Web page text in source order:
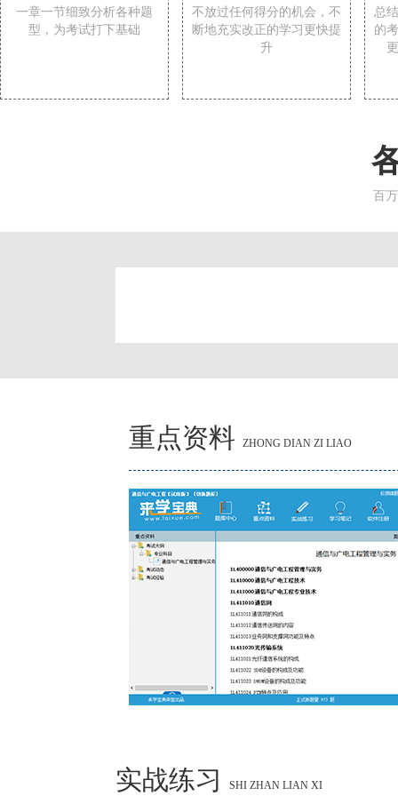
一章一节细致分析各种题
型，为考试打下基础
不放过任何得分的机会，不
断地充实改正的学习更快提
升
总
的
百
重点资料 ZHONG DIAN ZI LIAO
实战练习 SHI ZHAN LIAN XI